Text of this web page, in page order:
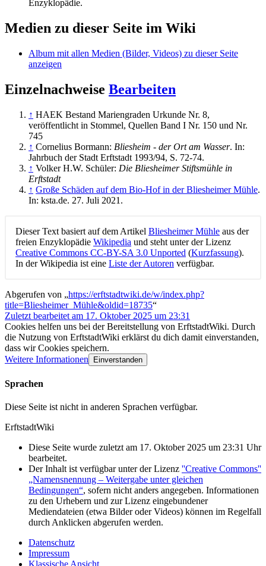
Enzyklopädie.
Medien zu dieser Seite im Wiki
Album mit allen Medien (Bilder, Videos) zu dieser Seite
anzeigen
Einzelnachweise Bearbeiten
↑ HAEK Bestand Mariengraden Urkunde Nr. 8,
veröffentlicht in Stommel, Quellen Band I Nr. 150 und Nr.
745
↑ Cornelius Bormann: Bliesheim - der Ort am Wasser. In:
Jahrbuch der Stadt Erftstadt 1993/94, S. 72-74.
↑ Volker H.W. Schüler: Die Bliesheimer Stiftsmühle in
Erftstadt
↑ Große Schäden auf dem Bio-Hof in der Bliesheimer Mühle.
In: ksta.de. 27. Juli 2021.
Dieser Text basiert auf dem Artikel Bliesheimer Mühle aus der
freien Enzyklopädie Wikipedia und steht unter der Lizenz
Creative Commons CC-BY-SA 3.0 Unported (Kurzfassung).
In der Wikipedia ist eine Liste der Autoren verfügbar.
Abgerufen von „https://erftstadtwiki.de/w/index.php?
title=Bliesheimer_Mühle&oldid=18735“
Zuletzt bearbeitet am 17. Oktober 2025 um 23:31
Cookies helfen uns bei der Bereitstellung von ErftstadtWiki. Durch
die Nutzung von ErftstadtWiki erklärst du dich damit einverstanden,
dass wir Cookies speichern.
Weitere Informationen
Einverstanden
Sprachen
Diese Seite ist nicht in anderen Sprachen verfügbar.
ErftstadtWiki
Diese Seite wurde zuletzt am 17. Oktober 2025 um 23:31 Uhr
bearbeitet.
Der Inhalt ist verfügbar unter der Lizenz ''Creative Commons''
„Namensnennung – Weitergabe unter gleichen
Bedingungen“, sofern nicht anders angegeben. Informationen
zu den Urhebern und zur Lizenz eingebundener
Mediendateien (etwa Bilder oder Videos) können im Regelfall
durch Anklicken abgerufen werden.
Datenschutz
Impressum
Klassische Ansicht